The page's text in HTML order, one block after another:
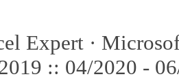
Expert ·
:: 04/2020 -